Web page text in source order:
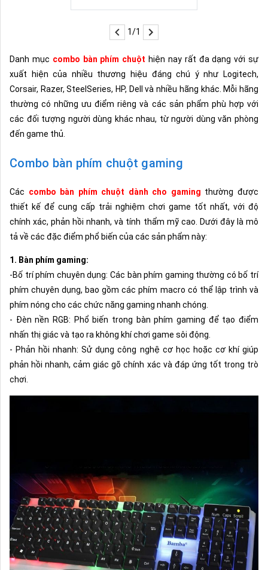
1/1
Danh mục combo bàn phím chuột hiện nay rất đa dạng với sự
xuất hiện của nhiều thương hiệu đáng chú ý như Logitech,
Corsair, Razer, SteelSeries, HP, Dell và nhiều hãng khác. Mỗi hãng
thường có những ưu điểm riêng và các sản phẩm phù hợp với
các đối tượng người dùng khác nhau, từ người dùng văn phòng
đến game thủ.
Combo bàn phím chuột gaming
Các combo bàn phím chuột dành cho gaming thường được
thiết kế để cung cấp trải nghiệm chơi game tốt nhất, với độ
chính xác, phản hồi nhanh, và tính thẩm mỹ cao. Dưới đây là mô
tả về các đặc điểm phổ biến của các sản phẩm này:
1. Bàn phím gaming:
-Bố trí phím chuyên dụng: Các bàn phím gaming thường có bố trí
phím chuyên dụng, bao gồm các phím macro có thể lập trình và
phím nóng cho các chức năng gaming nhanh chóng.
- Đèn nền RGB: Phổ biến trong bàn phím gaming để tạo điểm
nhấn thị giác và tạo ra không khí chơi game sôi động.
- Phản hồi nhanh: Sử dụng công nghệ cơ học hoặc cơ khí giúp
phản hồi nhanh, cảm giác gõ chính xác và đáp ứng tốt trong trò
chơi.